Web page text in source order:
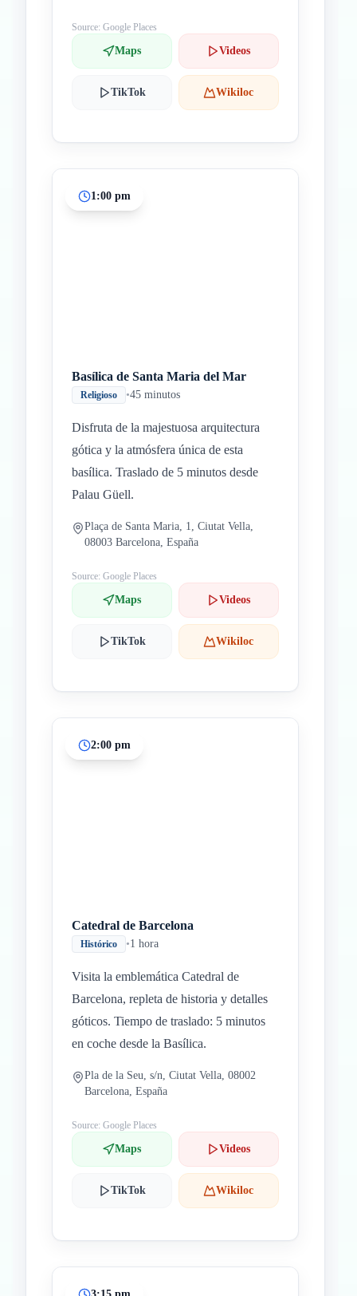
Source: Google Places
Maps Videos
TikTok Wikiloc
1:00 pm
Basílica de Santa Maria del Mar
Religioso •45 minutos
Disfruta de la majestuosa arquitectura
gótica y la atmósfera única de esta
basílica. Traslado de 5 minutos desde
Palau Güell.
Plaça de Santa Maria, 1, Ciutat Vella,
08003 Barcelona, España
Source: Google Places
Maps Videos
TikTok Wikiloc
2:00 pm
Catedral de Barcelona
Histórico •1 hora
Visita la emblemática Catedral de
Barcelona, repleta de historia y detalles
góticos. Tiempo de traslado: 5 minutos
en coche desde la Basílica.
Pla de la Seu, s/n, Ciutat Vella, 08002
Barcelona, España
Source: Google Places
Maps Videos
TikTok Wikiloc